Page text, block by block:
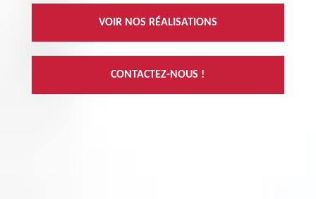
VOIR NOS RÉALISATIONS
CONTACTEZ-NOUS !